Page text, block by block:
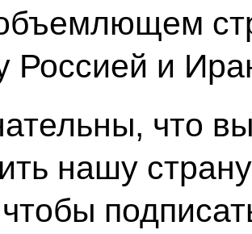
Россией и
что
нашу